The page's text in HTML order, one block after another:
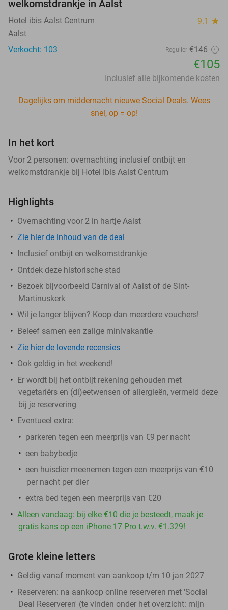
welkomstdrankje in Aalst
Hotel ibis Aalst Centrum 9.1 star
Aalst
Verkocht: 103
Regulier €146
€105
Inclusief alle bijkomende kosten
Dagelijks om middernacht nieuwe Social Deals. Wees
snel, op = op!
In het kort
Voor 2 personen: overnachting inclusief ontbijt en
welkomstdrankje bij Hotel Ibis Aalst Centrum
Highlights
Overnachting voor 2 in hartje Aalst
Zie hier de inhoud van de deal
Inclusief ontbijt en welkomstdrankje
Ontdek deze historische stad
Bezoek bijvoorbeeld Carnival of Aalst of de Sint-
Martinuskerk
Wil je langer blijven? Koop dan meerdere vouchers!
Beleef samen een zalige minivakantie
Zie hier de lovende recensies
Ook geldig in het weekend!
Er wordt bij het ontbijt rekening gehouden met
vegetariërs en (di)eetwensen of allergieën, vermeld deze
bij je reservering
Eventueel extra:
parkeren tegen een meerprijs van €9 per nacht
een babybedje
een huisdier meenemen tegen een meerprijs van €10
per nacht per dier
extra bed tegen een meerprijs van €20
Alleen vandaag: bij elke €10 die je besteedt, maak je
gratis kans op een iPhone 17 Pro t.w.v. €1.329!
Grote kleine letters
Geldig vanaf moment van aankoop t/m 10 jan 2027
Reserveren: na aankoop online reserveren met 'Social
Deal Reserveren' (te vinden onder het overzicht: mijn